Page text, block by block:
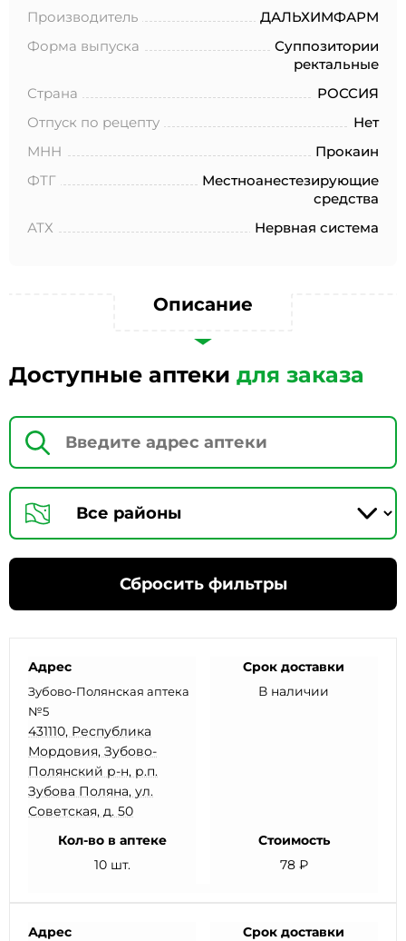
Производитель
ДАЛЬХИМФАРМ
Форма выпуска
Суппозитории
ректальные
Страна
РОССИЯ
Отпуск по рецепту
Нет
МНН
Прокаин
ФТГ
Местноанестезирующие
средства
АТХ
Нервная система
Описание
Доступные аптеки для заказа
Сбросить фильтры
Адрес
Зубово-Полянская аптека
№5
431110, Республика
Мордовия, Зубово-
Полянский р-н, р.п.
Зубова Поляна, ул.
Советская, д. 50
Срок доставки
В наличии
Кол-во в аптеке
10 шт.
Стоимость
78 ₽
Адрес
Срок доставки
целей, определенных в Согласии на обработку